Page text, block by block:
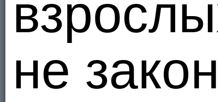
Я -
не